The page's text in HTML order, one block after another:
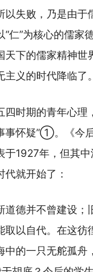
以失败，乃是由于
“仁”为核心的儒家
天下的儒家精神世
义的时代降临了。
四时期的青年心理
事怀疑”①。《今
于1927年，但其
就开始了：
道德并不曾建设；
取以自代。在这彷
的一只无舵孤舟